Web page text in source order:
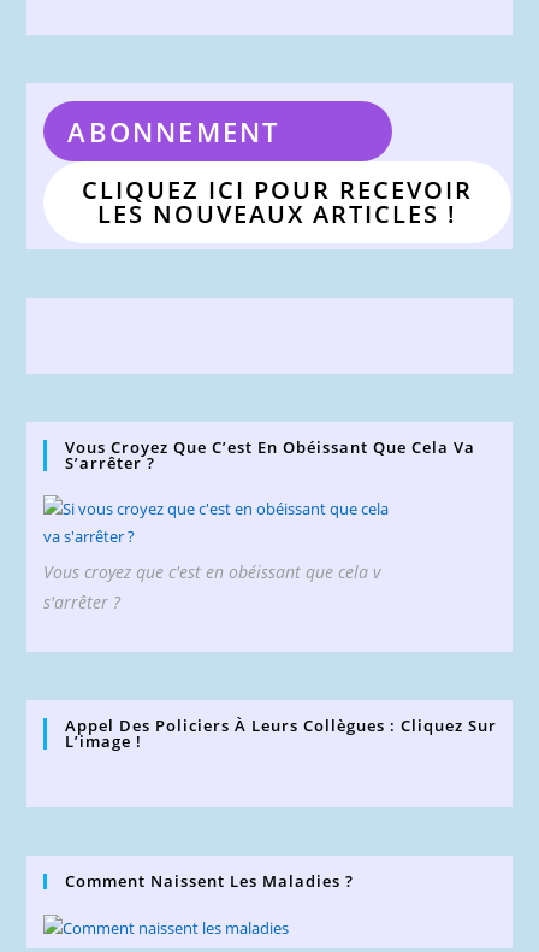
ABONNEMENT
CLIQUEZ ICI POUR RECEVOIR
LES NOUVEAUX ARTICLES !
Vous Croyez Que C’est En Obéissant Que Cela Va
S’arrêter ?
Vous croyez que c'est en obéissant que cela v
s'arrêter ?
Appel Des Policiers À Leurs Collègues : Cliquez Sur
L’image !
Comment Naissent Les Maladies ?